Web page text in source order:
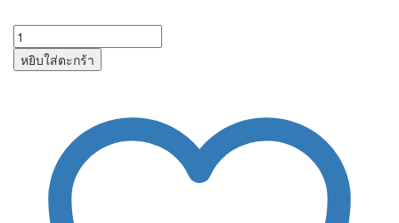
was:is:
หยิบใส่ตะกร้า